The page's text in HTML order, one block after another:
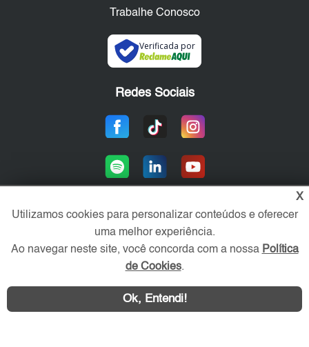
WhatsApp Contatar
Trabalhe Conosco
Verificada por
Redes Sociais
Área exclusiva aos anunciantes,
acesse sua conta:
X
Utilizamos cookies para personalizar conteúdos e oferecer
uma melhor experiência.
Ao navegar neste site, você concorda com a nossa Política
de Cookies.
Ok, Entendi!